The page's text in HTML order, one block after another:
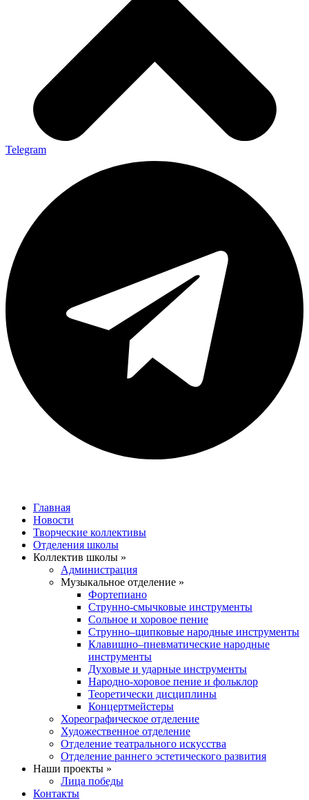
Telegram
Главная
Новости
Творческие коллективы
Отделения школы
Коллектив школы »
Администрация
Музыкальное отделение »
Фортепиано
Струнно-смычковые инструменты
Сольное и хоровое пение
Струнно–щипковые народные инструменты
Клавишно–пневматические народные
инструменты
Духовые и ударные инструменты
Народно-хоровое пение и фольклор
Теоретически дисциплины
Концертмейстеры
Хореографическое отделение
Художественное отделение
Отделение театрального искусства
Отделение раннего эстетического развития
Наши проекты »
Лица победы
Контакты